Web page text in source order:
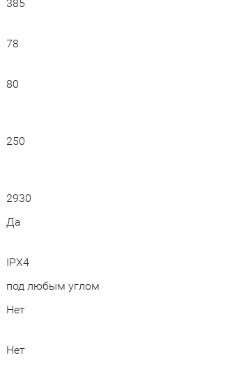
385
78
80
250
2930
Да
IPX4
под любым углом
Нет
Нет